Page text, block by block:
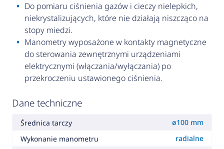
Do pomiaru ciśnienia gazów i cieczy nielepkich,
niekrystalizujących, które nie działają niszcząco na
stopy miedzi.
Manometry wyposażone w kontakty magnetyczne
do sterowania zewnętrznymi urządzeniami
elektrycznymi (włączania/wyłączania) po
przekroczeniu ustawionego ciśnienia.
Dane techniczne
Średnica tarczy
ø100 mm
Wykonanie manometru
radialne